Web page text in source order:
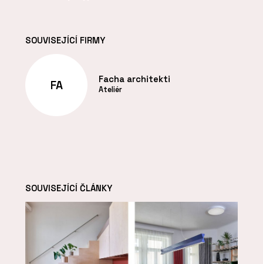
SOUVISEJÍCÍ FIRMY
FA Facha architekti
Ateliér
SOUVISEJÍCÍ ČLÁNKY